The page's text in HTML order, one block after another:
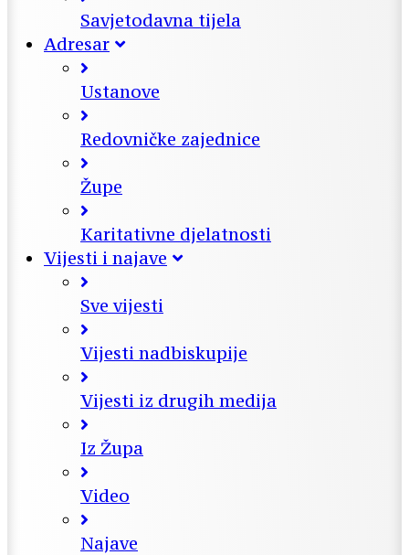
Savjetodavna tijela
Adresar
Ustanove
Redovničke zajednice
Župe
Karitativne djelatnosti
Vijesti i najave
Sve vijesti
Vijesti nadbiskupije
Vijesti iz drugih medija
Iz Župa
Video
Najave